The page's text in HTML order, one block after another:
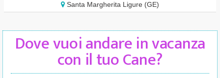
Santa Margherita Ligure (GE)
Dove vuoi andare in vacanza
con il tuo Cane?